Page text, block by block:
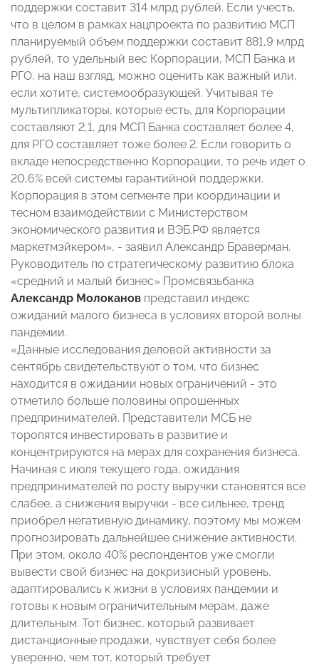
поддержки составит 314 млрд рублей. Если учесть,
что в целом в рамках нацпроекта по развитию МСП
планируемый объем поддержки составит 881,9 млрд
рублей, то удельный вес Корпорации, МСП Банка и
РГО, на наш взгляд, можно оценить как важный или,
если хотите, системообразующей. Учитывая те
мультипликаторы, которые есть, для Корпорации
составляют 2,1, для МСП Банка составляет более 4,
для РГО составляет тоже более 2. Если говорить о
вкладе непосредственно Корпорации, то речь идет о
20,6% всей системы гарантийной поддержки.
Корпорация в этом сегменте при координации и
тесном взаимодействии с Министерством
экономического развития и ВЭБ.РФ является
маркетмэйкером», - заявил Александр Браверман.
Руководитель по стратегическому развитию блока
«средний и малый бизнес» Промсвязьбанка
Александр Молоканов представил индекс
ожиданий малого бизнеса в условиях второй волны
пандемии.
«Данные исследования деловой активности за
сентябрь свидетельствуют о том, что бизнес
находится в ожидании новых ограничений - это
отметило больше половины опрошенных
предпринимателей. Представители МСБ не
торопятся инвестировать в развитие и
концентрируются на мерах для сохранения бизнеса.
Начиная с июля текущего года, ожидания
предпринимателей по росту выручки становятся все
слабее, а снижения выручки - все сильнее, тренд
приобрел негативную динамику, поэтому мы можем
прогнозировать дальнейшее снижение активности.
При этом, около 40% респондентов уже смогли
вывести свой бизнес на докризисный уровень,
адаптировались к жизни в условиях пандемии и
готовы к новым ограничительным мерам, даже
длительным. Тот бизнес, который развивает
дистанционные продажи, чувствует себя более
уверенно, чем тот, который требует